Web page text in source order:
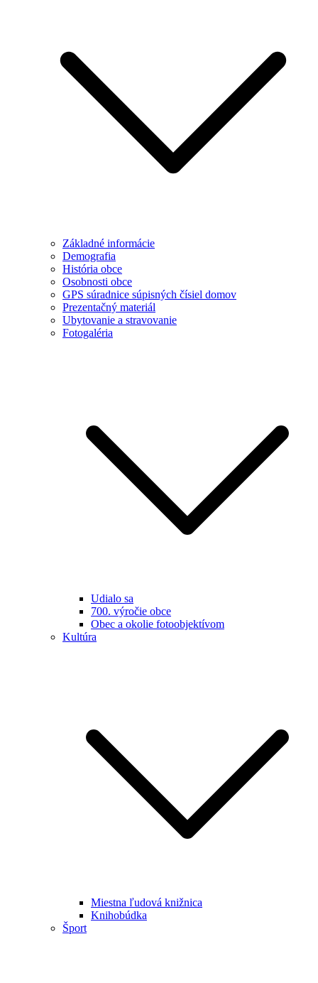
Základné informácie
Demografia
História obce
Osobnosti obce
GPS súradnice súpisných čísiel domov
Prezentačný materiál
Ubytovanie a stravovanie
Fotogaléria
Udialo sa
700. výročie obce
Obec a okolie fotoobjektívom
Kultúra
Miestna ľudová knižnica
Knihobúdka
Šport